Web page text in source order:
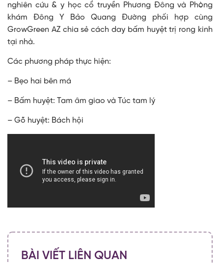
nghiên cứu & y học cổ truyền Phương Đông và Phòng
khám Đông Y Bảo Quang Đường phối hợp cùng
GrowGreen AZ chia sẻ cách day bấm huyệt trị rong kinh
tại nhà.
Các phương pháp thực hiện:
– Bẹo hai bên má
– Bấm huyệt: Tam âm giao và Túc tam lý
– Gõ huyệt: Bách hội
BÀI VIẾT LIÊN QUAN